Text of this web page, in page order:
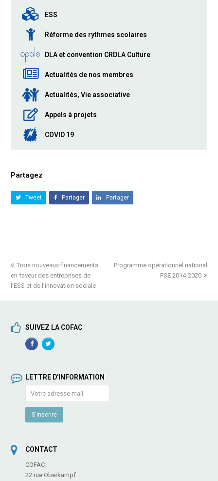
ESS
Réforme des rythmes scolaires
DLA et convention CRDLA Culture
Actualités de nos membres
Actualités, Vie associative
Appels à projets
COVID 19
Partagez
Tweet Partager Partager
previous
post:
Trois nouveaux financements
en faveur des entreprises de
l’ESS et de l’innovation sociale
next
Programme opérationnel national
FSE 2014-2020
SUIVEZ LA COFAC
FacebookTwitterProfile
LETTRE D'INFORMATION
CONTACT
COFAC
22 rue Oberkampf